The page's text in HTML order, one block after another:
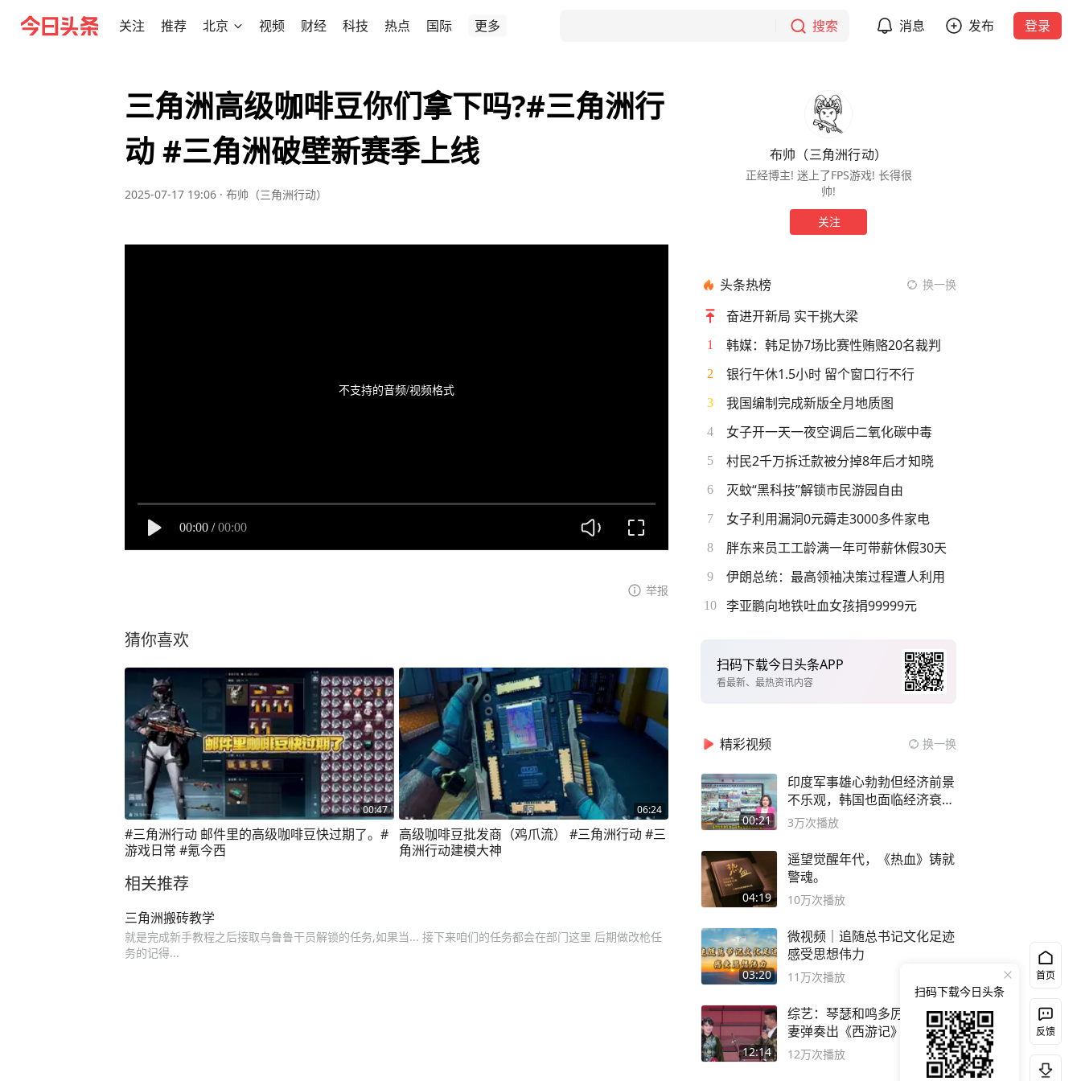
关注 推荐 北京 视频 财经 科技 热点 国际 更多 搜索 消息 发布 登录
三角洲高级咖啡豆你们拿下吗?#三角洲行
动 #三角洲破壁新赛季上线
2025-07-17 19:06 · 布帅（三角洲行动）
不支持的音频/视频格式
00:00 / 00:00
举报
猜你喜欢
00:47
#三角洲行动 邮件里的高级咖啡豆快过期了。#
游戏日常 #氪今西
06:24
高级咖啡豆批发商（鸡爪流） #三角洲行动 #三
角洲行动建模大神
相关推荐
三角洲搬砖教学
就是完成新手教程之后接取乌鲁鲁干员解锁的任务,如果当... 接下来咱们的任务都会在部门这里 后期做改枪任
务的记得...
布帅（三角洲行动）
正经博主! 迷上了FPS游戏! 长得很
帅!
关注
头条热榜 换一换
奋进开新局 实干挑大梁
1 韩媒：韩足协7场比赛性贿赂20名裁判
2 银行午休1.5小时 留个窗口行不行
3 我国编制完成新版全月地质图
4 女子开一天一夜空调后二氧化碳中毒
5 村民2千万拆迁款被分掉8年后才知晓
6 灭蚊“黑科技”解锁市民游园自由
7 女子利用漏洞0元薅走3000多件家电
8 胖东来员工工龄满一年可带薪休假30天
9 伊朗总统：最高领袖决策过程遭人利用
10 李亚鹏向地铁吐血女孩捐99999元
扫码下载今日头条APP
看最新、最热资讯内容
精彩视频 换一换
00:21
印度军事雄心勃勃但经济前景
不乐观，韩国也面临经济衰退
风险
3万次播放
04:19
遥望觉醒年代，《热血》铸就
警魂。
10万次播放
03:20
微视频｜追随总书记文化足迹
感受思想伟力
11万次播放
12:14
综艺：琴瑟和鸣多厉害？小夫
妻弹奏出《西游记》，绝了
12万次播放
首页
反馈
扫码下载今日头条